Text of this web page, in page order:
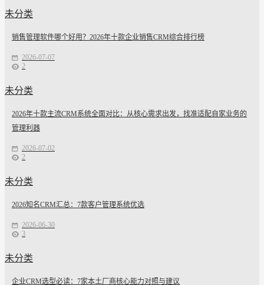
未分类
销售管理软件哪个好用？2026年十款企业销售CRM综合排行榜
2026-07-07
2
未分类
2026年十款主流CRM系统全面对比：从核心需求出发，找准适配自家业务的
管理利器
2026-07-02
2
未分类
2026知名CRM汇总：7款客户管理系统优选
2026-06-30
3
未分类
企业CRM选型必读：7家本土厂商核心能力对照与建议